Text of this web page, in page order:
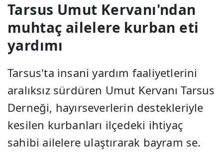
Tarsus Umut Kervanı'ndan
muhtaç ailelere kurban eti
yardımı
Tarsus'ta insani yardım faaliyetlerini
aralıksız sürdüren Umut Kervanı Tarsus
Derneği, hayırseverlerin destekleriyle
kesilen kurbanları ilçedeki ihtiyaç
sahibi ailelere ulaştırarak bayram se.